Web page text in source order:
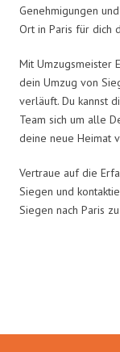
Genehmigungen
Ort in Paris für dich
Mit Umzugsmeister
dein Umzug von
verläuft. Du kannst
Team sich um alle
deine neue Heimat
Vertraue auf die
Siegen und
Siegen nach Paris